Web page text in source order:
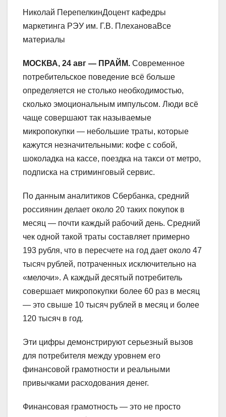
Николай ПерепелкинДоцент кафедры
маркетинга РЭУ им. Г.В. ПлехановаВсе
материалы
МОСКВА, 24 авг — ПРАЙМ. Современное
потребительское поведение всё больше
определяется не столько необходимостью,
сколько эмоциональным импульсом. Люди всё
чаще совершают так называемые
микропокупки — небольшие траты, которые
кажутся незначительными: кофе с собой,
шоколадка на кассе, поездка на такси от метро,
подписка на стриминговый сервис.
По данным аналитиков Сбербанка, средний
россиянин делает около 20 таких покупок в
месяц — почти каждый рабочий день. Средний
чек одной такой траты составляет примерно
193 рубля, что в пересчете на год дает около 47
тысяч рублей, потраченных исключительно на
«мелочи». А каждый десятый потребитель
совершает микропокупки более 60 раз в месяц
— это свыше 10 тысяч рублей в месяц и более
120 тысяч в год.
Эти цифры демонстрируют серьезный вызов
для потребителя между уровнем его
финансовой грамотности и реальными
привычками расходования денег.
Финансовая грамотность — это не просто